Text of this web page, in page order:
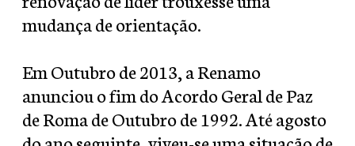
mudança de orientação.
Em Outubro de 2013, a Renamo
anunciou o fim do Acordo Geral de Paz
de Roma de Outubro de 1992. Até agosto